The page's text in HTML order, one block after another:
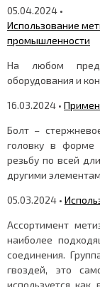
05.04.2024 •
Использование
промышленности
На любом
оборудования и
16.03.2024 •
Болт –
головку в форме
резьбу по всей
другими
05.03.2024 •
Ассортимент
наиболее
соединения.
гвоздей, это
используется